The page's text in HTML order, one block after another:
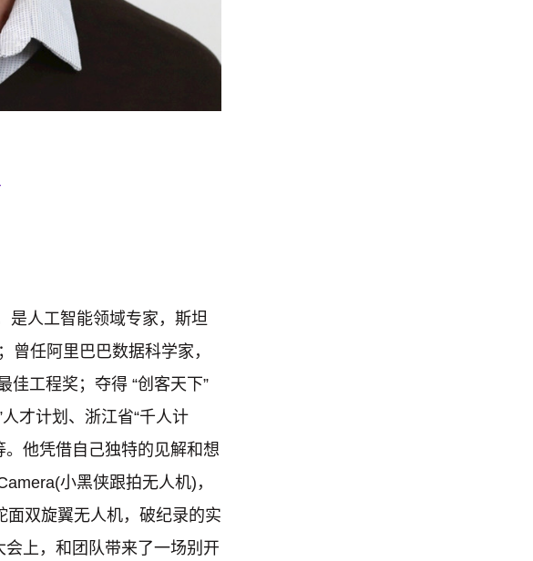
是人工智能领域专家，斯坦
曾任阿里巴巴数据科学家，
佳工程奖；夺得 “创客天下”
才计划、浙江省“千人计
他凭借自己独特的见解和想
小黑侠跟拍无人机)，
面双旋翼无人机，破纪录的实
上，和团队带来了一场别开